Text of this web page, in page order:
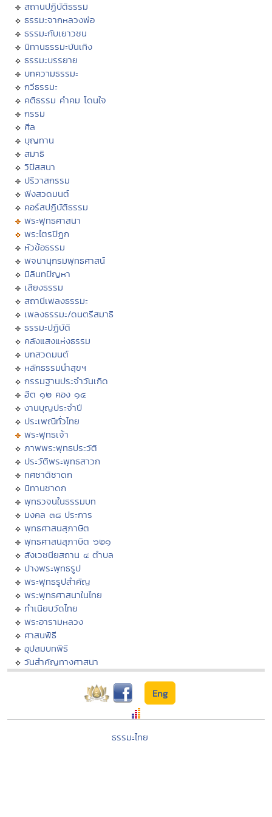
สถานปฏิบัติธรรม
ธรรมะจากหลวงพ่อ
ธรรมะกับเยาวชน
นิทานธรรมะบันเทิง
ธรรมะบรรยาย
บทความธรรมะ
กวีธรรมะ
คติธรรม คำคม โดนใจ
กรรม
ศีล
บุญทาน
สมาธิ
วิปัสสนา
ปริวาสกรรม
ฟังสวดมนต์
คอร์สปฏิบัติธรรม
พระพุทธศาสนา
พระไตรปิฏก
หัวข้อธรรม
พจนานุกรมพุทธศาสน์
มิลินทปัญหา
เสียงธรรม
สถานีเพลงธรรมะ
เพลงธรรมะ/ดนตรีสมาธิ
ธรรมะปฏิบัติ
คลังแสงแห่งธรรม
บทสวดมนต์
หลักธรรมนำสุขฯ
กรรมฐานประจำวันเกิด
ฮีต ๑๒ คอง ๑๔
งานบุญประจำปี
ประเพณีทั่วไทย
พระพุทธเจ้า
ภาพพระพุทธประวัติ
ประวัติพระพุทธสาวก
ทศชาติชาดก
นิทานชาดก
พุทธวจนในธรรมบท
มงคล ๓๘ ประการ
พุทธศาสนสุภาษิต
พุทธศาสนสุภาษิต ๖๒๑
สังเวชนียสถาน ๔ ตำบล
ปางพระพุทธรูป
พระพุทธรูปสำคัญ
พระพุทธศาสนาในไทย
ทำเนียบวัดไทย
พระอารามหลวง
ศาสนพิธี
อุปสมบทพิธี
วันสำคัญทางศาสนา
Eng
ธรรมะไทย